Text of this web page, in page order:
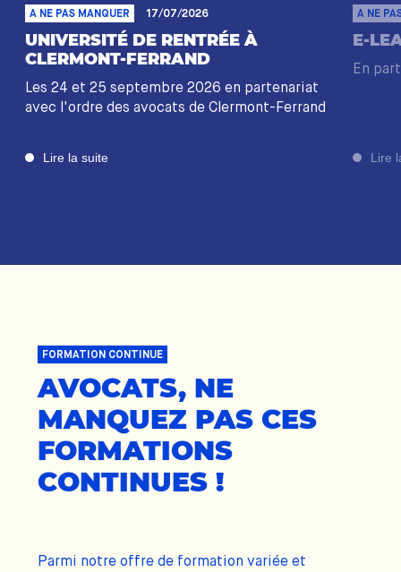
A NE PAS MANQUER 17/07/2026
UNIVERSITÉ DE RENTRÉE À
CLERMONT-FERRAND
Les 24 et 25 septembre 2026 en partenariat
avec l'ordre des avocats de Clermont-Ferrand
Lire la suite
A NE
E-
En
Lire
FORMATION CONTINUE
AVOCATS, NE
MANQUEZ PAS CES
FORMATIONS
CONTINUES !
Parmi notre offre de formation variée et